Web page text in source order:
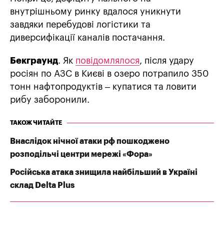
внутрішньому ринку вдалося уникнути
завдяки перебудові логістики та
диверсифікації каналів постачання.
Бекграунд. Як повідомлялося, після удару
росіян по АЗС в Києві в озеро потрапило 350
тонн нафтопродуктів – купатися та ловити
рибу заборонили.
ТАКОЖ ЧИТАЙТЕ
Внаслідок нічної атаки рф пошкоджено
розподільчі центри мережі «Фора»
Російська атака знищила найбільший в Україні
склад Delta Plus